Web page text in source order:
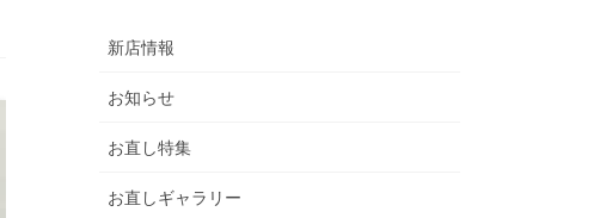
新店情報
お知らせ
お直し特集
お直しギャラリー